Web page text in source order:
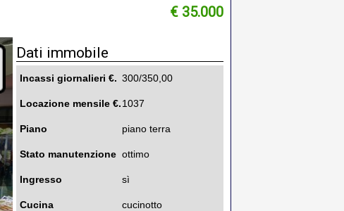
€ 35.000
Dati immobile
Incassi giornalieri €. 300/350,00
Locazione mensile €.1037
Piano piano terra
Stato manutenzione ottimo
Ingresso sì
Cucina cucinotto